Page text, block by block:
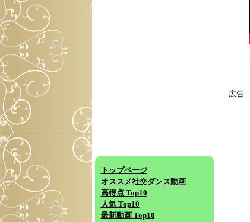
広告
トップページ
オススメ社交ダンス動画
高得点 Top10
人気 Top10
最新動画 Top10